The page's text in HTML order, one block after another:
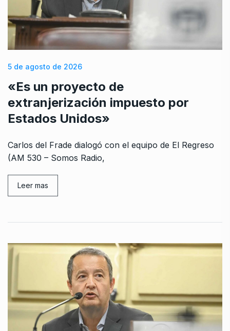
5 de agosto de 2026
«Es un proyecto de
extranjerización impuesto por
Estados Unidos»
Carlos del Frade dialogó con el equipo de El Regreso
(AM 530 – Somos Radio,
Leer mas